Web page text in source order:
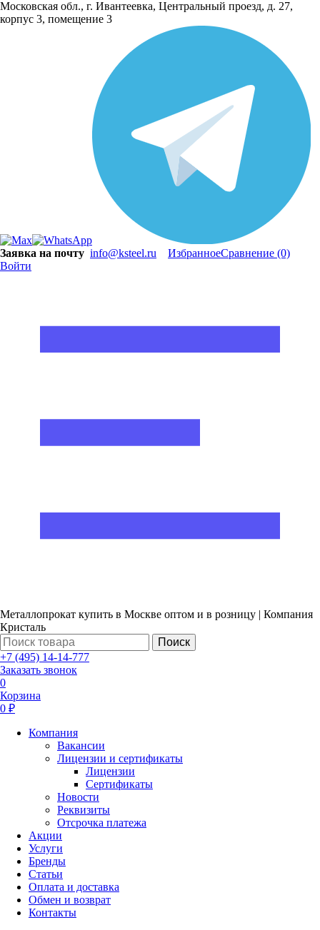
Московская обл., г. Ивантеевка, Центральный проезд, д. 27,
корпус 3, помещение 3
Заявка на почту info@ksteel.ru ИзбранноеСравнение (0)
Войти
Металлопрокат купить в Москве оптом и в розницу | Компания
Кристаль
Поиск
+7 (495) 14-14-777
Заказать звонок
0
Корзина
0 ₽
Компания
Вакансии
Лицензии и сертификаты
Лицензии
Сертификаты
Новости
Реквизиты
Отсрочка платежа
Акции
Услуги
Бренды
Статьи
Оплата и доставка
Обмен и возврат
Контакты